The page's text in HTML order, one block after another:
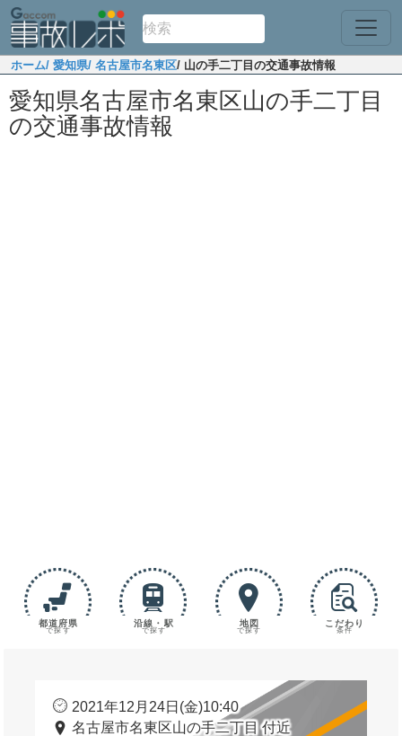
ホーム/ 愛知県/ 名古屋市名東区/ 山の手二丁目の交通事故情報
愛知県名古屋市名東区山の手二丁目
の交通事故情報
都道府県
で探す
沿線・駅
で探す
地図
で探す
こだわり
条件
2021年12月24日(金)10:40
名古屋市名東区山の手二丁目 付近